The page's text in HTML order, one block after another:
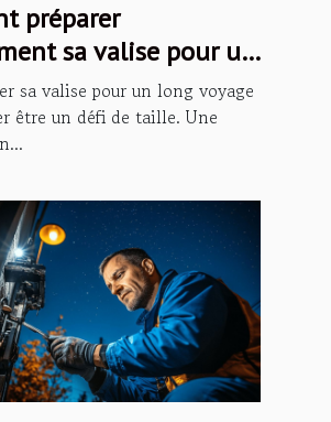
préparer
sa valise pour un
?
sa valise pour un long voyage
être un défi de taille. Une